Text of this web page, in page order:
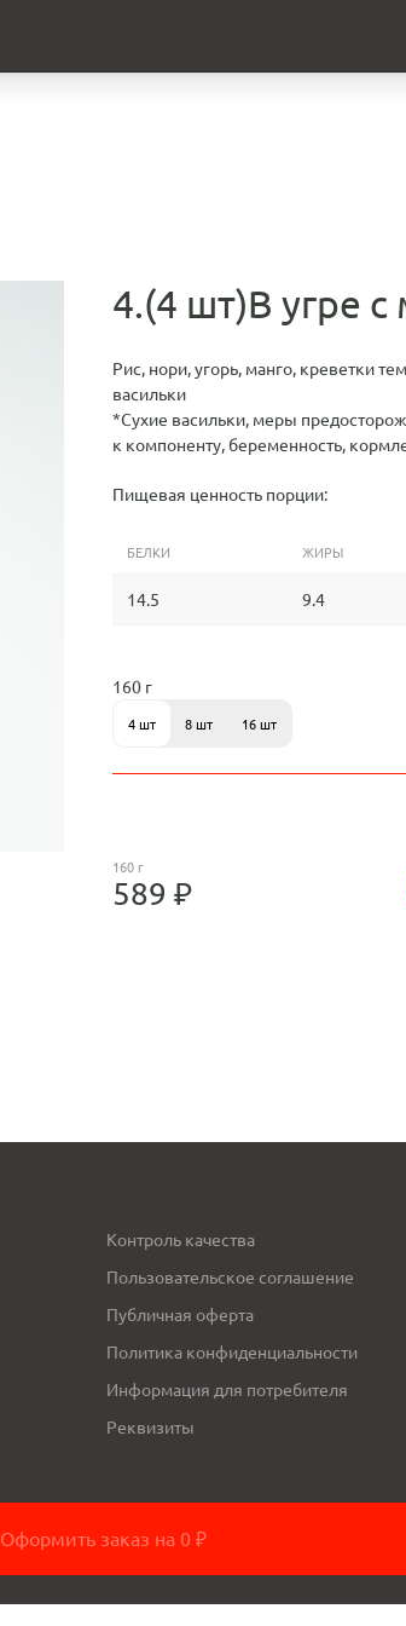
4.(4 шт)В угре с
Рис, нори, угорь, манго, креветки
васильки
*Сухие васильки, меры
к компоненту, беременность,
Пищевая ценность порции:
БЕЛКИ ЖИРЫ
14.5 9.4
160 г
4 шт 8 шт 16 шт
160 г
589 ₽
Оформить заказ на 0 ₽
Контроль качества
Пользовательское соглашение
Публичная оферта
Политика конфиденциальности
Информация для потребителя
Реквизиты